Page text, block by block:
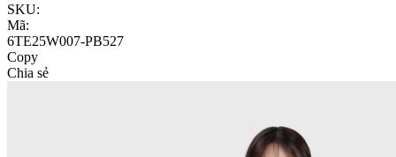
SKU:
Mã:
6TE25W007-PB527
Copy
Chia sẻ